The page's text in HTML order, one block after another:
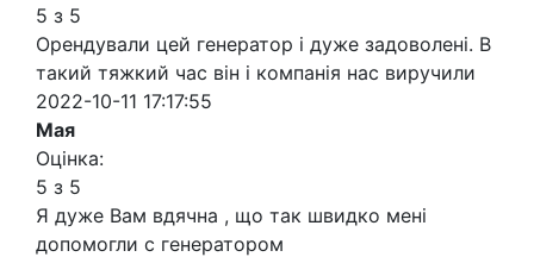
5 з 5
Орендували цей генератор і дуже задоволені. В
такий тяжкий час він і компанія нас виручили
2022-10-11 17:17:55
Мая
Оцінка:
5 з 5
Я дуже Вам вдячна , що так швидко мені
допомогли с генератором